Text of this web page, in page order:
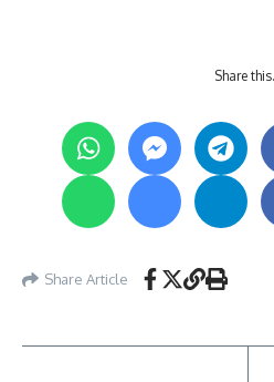
Share
Share Article